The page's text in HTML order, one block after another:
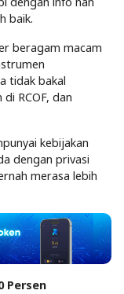
baik.
beragam macam
tidak bakal
RCOF, dan
kebijakan
dengan privasi
merasa lebih
Persen